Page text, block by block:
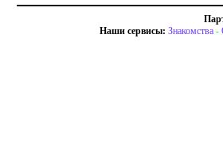
Наши сервисы: Знакомства -